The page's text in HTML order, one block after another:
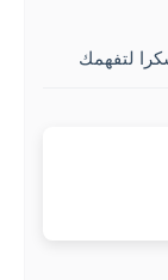
لتفهمك